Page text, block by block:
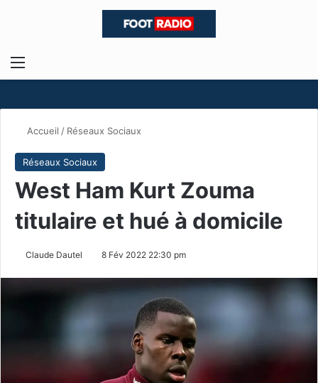
Menu
Accueil / Réseaux Sociaux
Réseaux Sociaux
West Ham Kurt Zouma
titulaire et hué à domicile
Claude Dautel 8 Fév 2022 22:30 pm